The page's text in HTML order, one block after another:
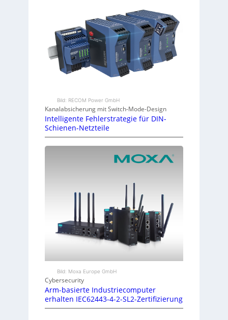
Bild: RECOM Power GmbH
Kanalabsicherung mit Switch-Mode-Design
Intelligente Fehlerstrategie für DIN-
Schienen-Netzteile
Bild: Moxa Europe GmbH
Cybersecurity
Arm-basierte Industriecomputer
erhalten IEC62443-4-2-SL2-Zertifizierung